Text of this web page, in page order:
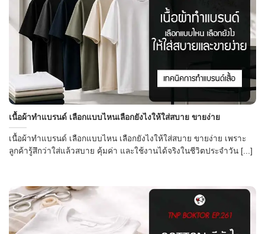
เนื้อผ้าทำแบรนด์ เลือกแบบไหนเลือกยังไงให้ใส่สบาย ขายง่าย
เนื้อผ้าทำแบรนด์ เลือกแบบไหน เลือกยังไงให้ใส่สบาย ขายง่าย เพราะ
ลูกค้ารู้สึกว่าใส่แล้วสบาย คุ้มค่า และใช้งานได้จริงในชีวิตประจำวัน [...]